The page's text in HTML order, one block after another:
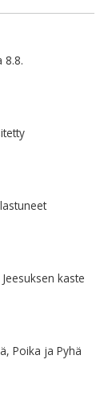
8.8.
Jeesuksen kaste
Poika ja Pyhä